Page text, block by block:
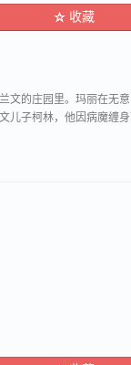
收藏
文的庄园里。玛丽在无
儿子柯林，他因病魔缠